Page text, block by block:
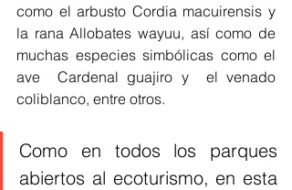
como el arbusto Cordia macuirensis y
la rana Allobates wayuu, así como de
muchas especies simbólicas como el
ave  Cardenal guajiro y  el venado
coliblanco, entre otros.
Como en todos los parques
abiertos al ecoturismo, en esta